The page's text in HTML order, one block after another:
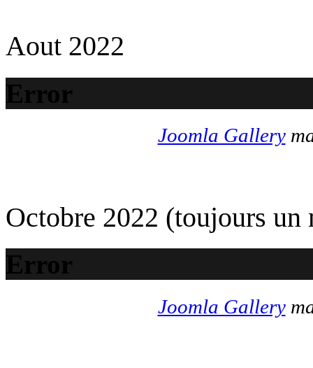
Aout 2022
Error
Joomla Gallery
Octobre 2022 (toujours un
Error
Joomla Gallery